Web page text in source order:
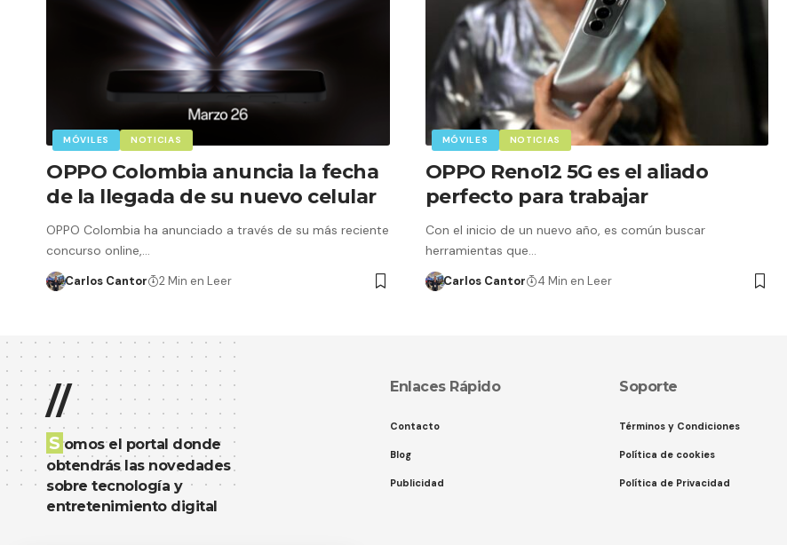
MÓVILES NOTICIAS
OPPO Colombia anuncia la fecha
de la llegada de su nuevo celular
OPPO Colombia ha anunciado a través de su más reciente
concurso online,…
Carlos Cantor 2 Min en Leer
MÓVILES NOTICIAS
OPPO Reno12 5G es el aliado
perfecto para trabajar
Con el inicio de un nuevo año, es común buscar
herramientas que…
Carlos Cantor 4 Min en Leer
//
S omos el portal donde
obtendrás las novedades
sobre tecnología y
entretenimiento digital
Enlaces Rápido
Contacto
Blog
Publicidad
Soporte
Términos y Condiciones
Política de cookies
Política de Privacidad